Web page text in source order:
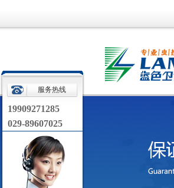
服务热线
19909271285
029-89607025